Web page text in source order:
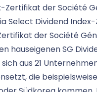
Zertifikat der Société
Select Dividend
der Société
hauseigenen SG
aus 21
die